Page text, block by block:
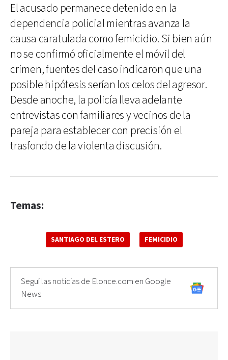
El acusado permanece detenido en la
dependencia policial mientras avanza la
causa caratulada como femicidio. Si bien aún
no se confirmó oficialmente el móvil del
crimen, fuentes del caso indicaron que una
posible hipótesis serían los celos del agresor.
Desde anoche, la policía lleva adelante
entrevistas con familiares y vecinos de la
pareja para establecer con precisión el
trasfondo de la violenta discusión.
Temas:
SANTIAGO DEL ESTERO FEMICIDIO
Seguí las noticias de Elonce.com en Google
News